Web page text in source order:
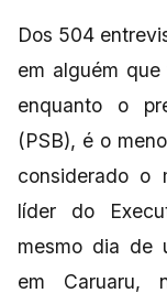
Dos 504
em alguém
enquanto o
(PSB), é o
considerado o
líder do
mesmo dia de
em Caruaru,